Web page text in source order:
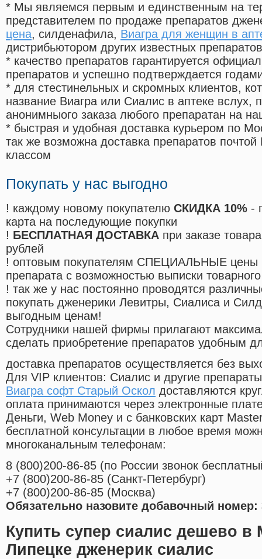
* Мы являемся первым и единственным на
представителем по продаже препаратов
цена, силденафила, Виагра для женщин в
дистрибьютором других известных препаратов
* качество препаратов гарантируется
препаратов и успешно подтверждается
* для стестинельных и скромных клиентов,
название Виагра или Сиалис в аптеке вслух,
анонимныого заказа любого препаратан на
* быстрая и удобная доставка курьером по
так же возможна доставка препаратов
классом
Покупать у нас выгодно
! каждому новому покупателю СКИДКА 10% -
карта на последующие покупки
! БЕСПЛАТНАЯ ДОСТАВКА при заказе
рублей
! оптовым покупателям СПЕЦИАЛЬНЫЕ цены
препарата с возможностью выписки
! так же у нас постоянно проводятся
покупать дженерики Левитры, Сиалиса и
выгодным ценам!
Cотрудники нашей фирмы прилагают
сделать приобретение препаратов удобным
доставка препаратов осуществляется без
Для VIP клиентов: Сиалис и другие
Виагра софт Старый Оскол доставляются
оплата принимаются через электронные
Деньги, Web Money и с банковских карт
бесплатной консультации в любое время
многоканальным телефонам:
8 (800)200-86-85 (по России звонок
+7 (800)200-86-85 (Санкт-Петербург)
+7 (800)200-86-85 (Москва)
Обязательно назовите добавочный номер:
Купить супер сиалис дешево в
Липецке дженерик сиалис